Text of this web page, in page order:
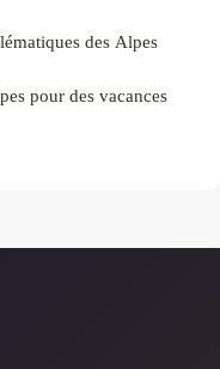
des Alpes
pour des vacances